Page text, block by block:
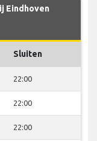
Eindhoven
Sluiten
22:00
22:00
22:00